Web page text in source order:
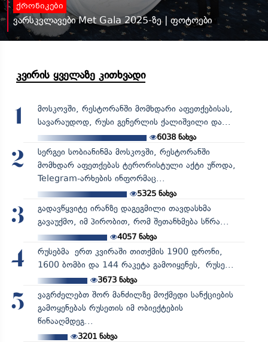
ქრონიკები
ვარსკვლავები Met Gala 2025-ზე | ფოტოები
კვირის ყველაზე კითხვადი
1
მოსკოვში, რესტორანში მომხდარი აფეთქებისას,
სავარაუდოდ, რუსი გენერლის ქალიშვილი და...
6038 ნახვა
2
სერგეი სობიანინმა მოსკოვში, რესტორანში
მომხდარ აფეთქებას ტერორისტული აქტი უწოდა,
Telegram-არხების ინფორმაც...
5325ნახვა
3
გადავწყვიტე ირანზე დაგეგმილი თავდასხმა
გავაუქმო, იმ პირობით, რომ შეთანხმება სწრა...
4057ნახვა
4
რუსებმა ერთ კვირაში თითქმის 1900 დრონი,
1600 ბომბი და 144 რაკეტა გამოიყენეს, რუსე...
3673ნახვა
5
ვაგრძელებთ შორ მანძილზე მოქმედი სანქციების
გამოყენებას რუსეთის იმ ობიექტების
წინააღმდეგ...
3201ნახვა